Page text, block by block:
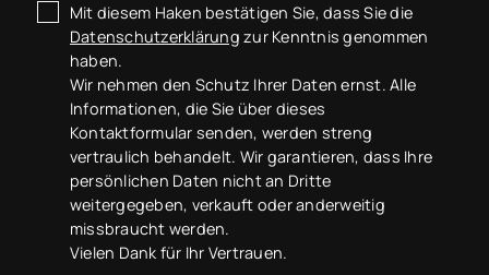
Mit diesem Haken bestätigen Sie, dass Sie die
Datenschutzerklärung zur Kenntnis genommen
haben.
Wir nehmen den Schutz Ihrer Daten ernst. Alle
Informationen, die Sie über dieses
Kontaktformular senden, werden streng
vertraulich behandelt. Wir garantieren, dass Ihre
persönlichen Daten nicht an Dritte
weitergegeben, verkauft oder anderweitig
missbraucht werden.
Vielen Dank für Ihr Vertrauen.